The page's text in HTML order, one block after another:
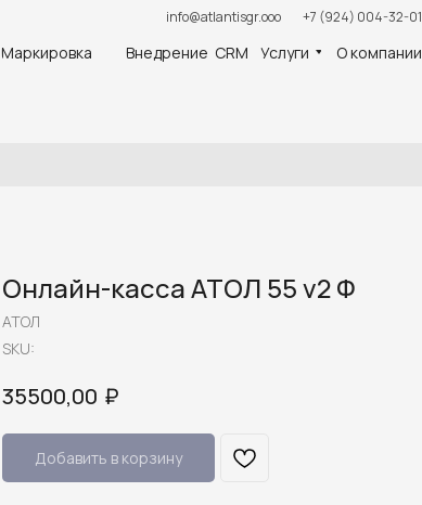
+7 (924) 004-32-01
info@atlantisgr.ooo
Маркировка Услуги О компании
Внедрение CRM
Онлайн-касса АТОЛ 55 v2 Ф
АТОЛ
SKU:
35500,00 ₽
Добавить в корзину